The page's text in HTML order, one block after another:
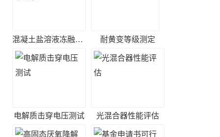
混凝土盐溶液冻融试验 耐黄变等级测定
电解质击穿电压测试 光混合器性能评估